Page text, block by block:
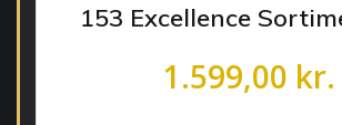
153 Excellence
1.599,00 kr.